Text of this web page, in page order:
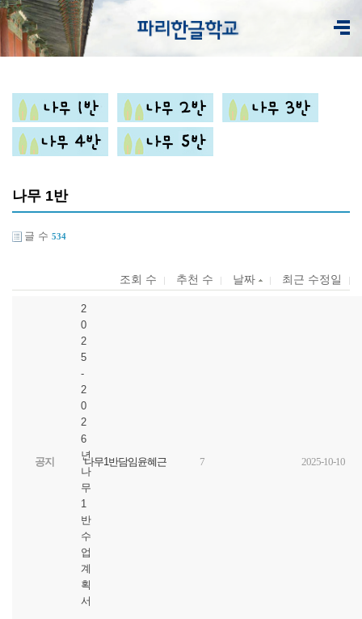
나무 1반
글 수 534
조회 수 추천 수 날짜 최근 수정일
공지
2
0
2
5
-
2
0
2
6
년
나
무
1
반
수
업
계
획
서
나무1반담임윤혜근 7 2025-10-10